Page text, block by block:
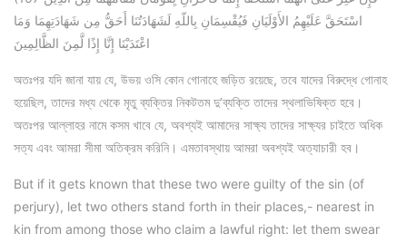
اسْتَحَقَّ عَلَيْهِمُ الأَوْلَيَانِ فَيُقْسِمَانِ بِاللّهِ لَشَهَادَتُنَا أَحَقُّ مِن شَهَادَتِهِمَا وَمَا
اعْتَدَيْنَا إِنَّا إِذًا لَّمِنَ الظَّالِمِينَ
অতঃপর যদি জানা যায় যে, উভয় ওসি কোন গোনাহে জড়িত রয়েছে, তবে যাদের বিরুদ্ধে গোনাহ
হয়েছিল, তাদের মধ্য থেকে মৃতু ব্যক্তির নিকটতম দু’ব্যক্তি তাদের স্থলাভিষিক্ত হবে।
অতঃপর আল্লাহর নামে কসম খাবে যে, অবশ্যই আমাদের সাক্ষ্য তাদের সাক্ষ্যর চাইতে অধিক
সত্য এবং আমরা সীমা অতিক্রম করিনি। এমতাবস্থায় আমরা অবশ্যই অত্যাচারী হব।
But if it gets known that these two were guilty of the sin (of
perjury), let two others stand forth in their places,- nearest in
kin from among those who claim a lawful right: let them swear